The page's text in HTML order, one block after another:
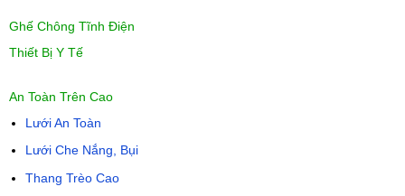
Ghế Chông Tĩnh Điện
Thiết Bị Y Tế
An Toàn Trên Cao
Lưới An Toàn
Lưới Che Nắng, Bụi
Thang Trèo Cao